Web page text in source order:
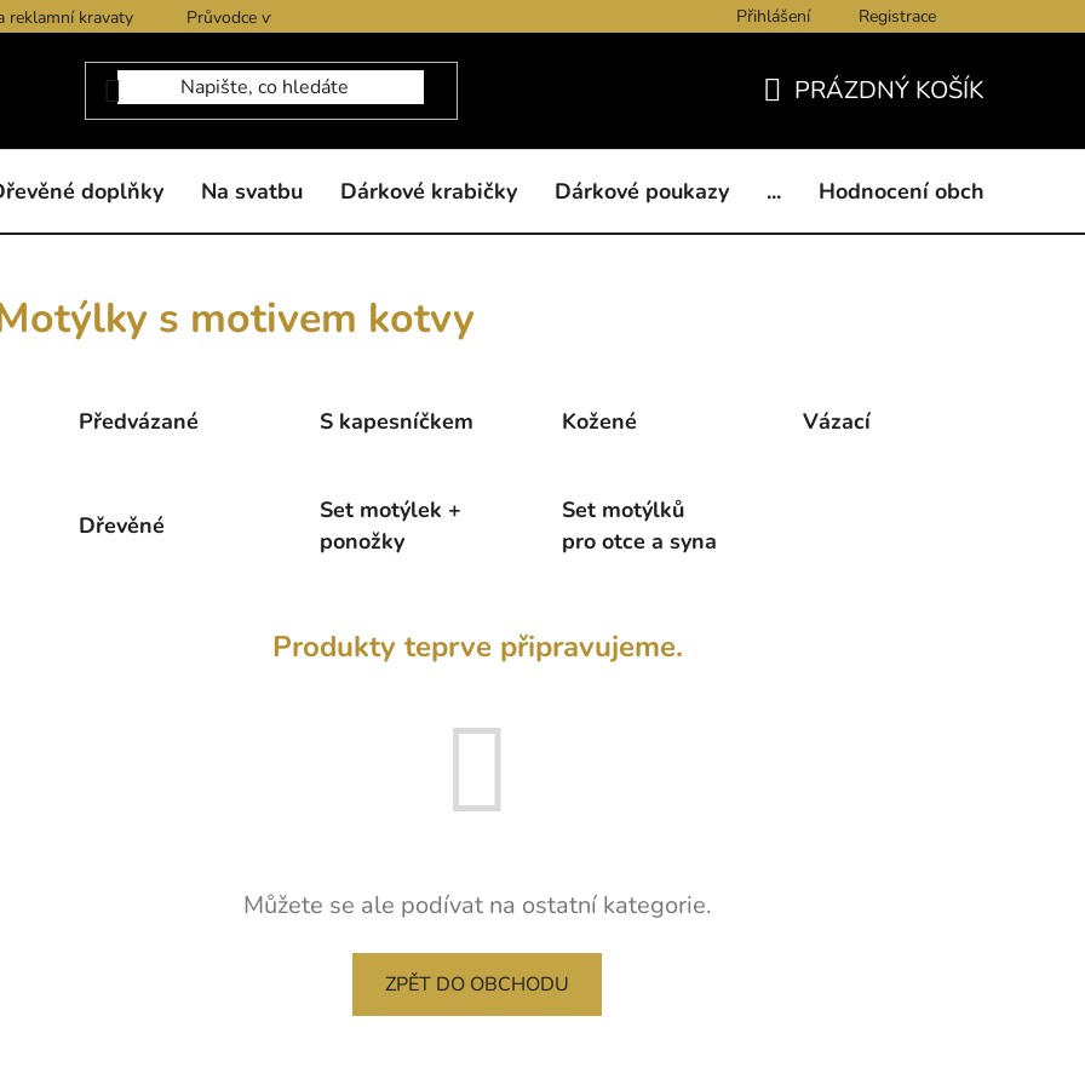
reklamní kravaty Průvodce výběrem produktů Kontakty Obchodní podmínky
Přihlášení Registrace
KOŠÍK
PRÁZDNÝ KOŠÍK
doplňky Na svatbu Dárkové krabičky Dárkové poukazy ... Hodnocení obchodu
s motivem kotvy
Předvázané S kapesníčkem Kožené Vázací
Dřevěné
Set motýlek +
ponožky
Set motýlků
pro otce a syna
Produkty teprve připravujeme.
Můžete se ale podívat na ostatní kategorie.
ZPĚT DO OBCHODU